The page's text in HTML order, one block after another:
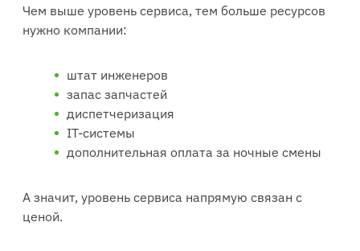
Чем выше уровень сервиса, тем больше ресурсов
нужно компании:
штат инженеров
запас запчастей
диспетчеризация
IT-системы
дополнительная оплата за ночные смены
А значит, уровень сервиса напрямую связан с
ценой.